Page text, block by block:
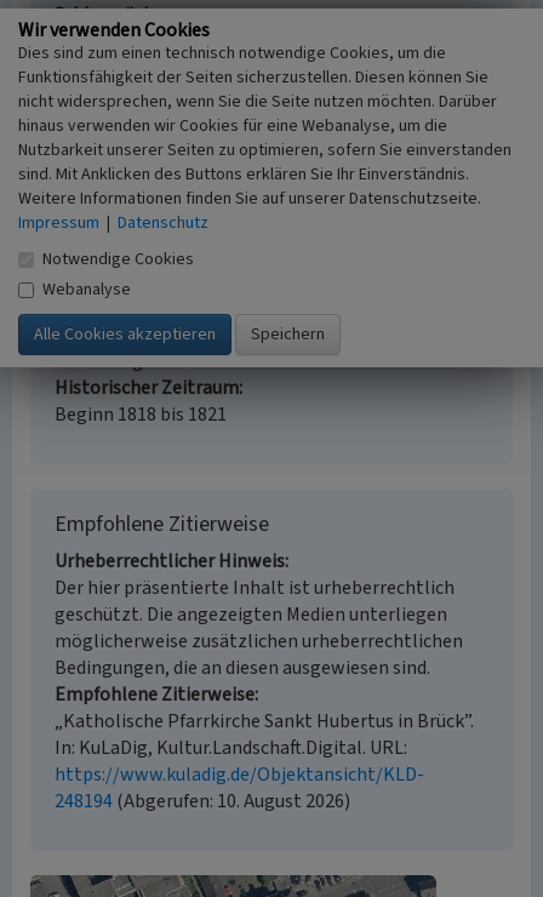
Schlagwörter
Pfarrkirche Saalkirche
Straße / Hausnummer
Olpener Straße
Ort
51109 Köln - Brück
Fachsicht(en)
Kulturlandschaftspflege
Erfassungsmaßstab
i.d.R. 1:5.000 (größer als 1:20.000)
Erfassungsmethode
Auswertung historischer Karten,
Literaturauswertung, Geländebegehung/-
kartierung
Historischer Zeitraum
Beginn 1818 bis 1821
Empfohlene Zitierweise
Urheberrechtlicher Hinweis
Der hier präsentierte Inhalt ist urheberrechtlich
geschützt. Die angezeigten Medien unterliegen
möglicherweise zusätzlichen urheberrechtlichen
Bedingungen, die an diesen ausgewiesen sind.
Empfohlene Zitierweise
„Katholische Pfarrkirche Sankt Hubertus in Brück”.
In: KuLaDig, Kultur.Landschaft.Digital. URL:
https://www.kuladig.de/Objektansicht/KLD-
248194(Abgerufen: 10. August 2026)
Wir verwenden Cookies
Dies sind zum einen technisch notwendige Cookies, um die
Funktionsfähigkeit der Seiten sicherzustellen. Diesen können Sie
nicht widersprechen, wenn Sie die Seite nutzen möchten. Darüber
hinaus verwenden wir Cookies für eine Webanalyse, um die
Nutzbarkeit unserer Seiten zu optimieren, sofern Sie einverstanden
sind. Mit Anklicken des Buttons erklären Sie Ihr Einverständnis.
Weitere Informationen finden Sie auf unserer Datenschutzseite.
Impressum | Datenschutz
Notwendige Cookies
Webanalyse